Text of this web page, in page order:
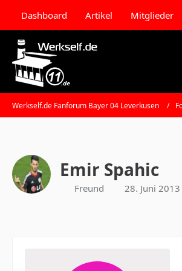
Dashboard Artikel Mitglieder
Werkself.de Fanforum Bayer 04 Leverkusen
Emir Spahic
Freund 28. Juni